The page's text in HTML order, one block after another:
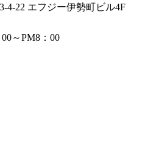
4-22 エフジー伊勢町ビル4F
～PM8：00